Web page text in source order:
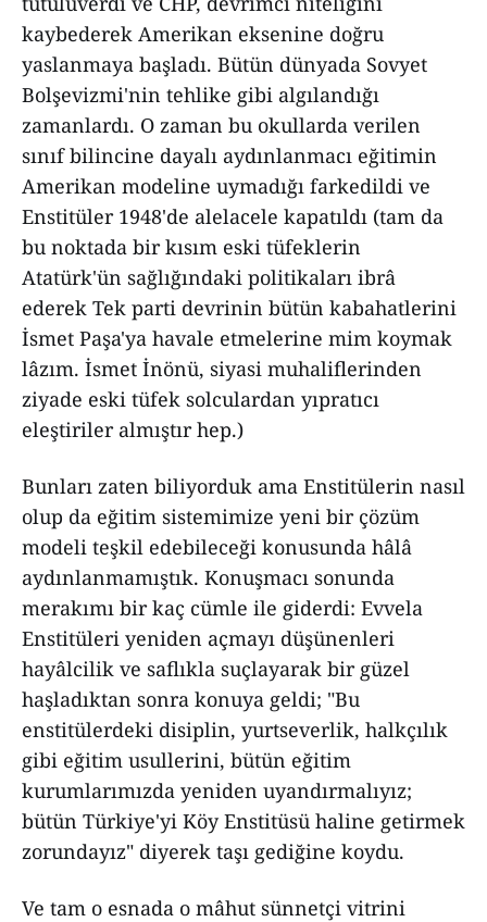
kaybederek Amerikan eksenine doğru
yaslanmaya başladı. Bütün dünyada Sovyet
Bolşevizmi'nin tehlike gibi algılandığı
zamanlardı. O zaman bu okullarda verilen
sınıf bilincine dayalı aydınlanmacı eğitimin
Amerikan modeline uymadığı farkedildi ve
Enstitüler 1948'de alelacele kapatıldı (tam da
bu noktada bir kısım eski tüfeklerin
Atatürk'ün sağlığındaki politikaları ibrâ
ederek Tek parti devrinin bütün kabahatlerini
İsmet Paşa'ya havale etmelerine mim koymak
lâzım. İsmet İnönü, siyasi muhaliflerinden
ziyade eski tüfek solculardan yıpratıcı
eleştiriler almıştır hep.)
Bunları zaten biliyorduk ama Enstitülerin nasıl
olup da eğitim sistemimize yeni bir çözüm
modeli teşkil edebileceği konusunda hâlâ
aydınlanmamıştık. Konuşmacı sonunda
merakımı bir kaç cümle ile giderdi: Evvela
Enstitüleri yeniden açmayı düşünenleri
hayâlcilik ve saflıkla suçlayarak bir güzel
haşladıktan sonra konuya geldi; "Bu
enstitülerdeki disiplin, yurtseverlik, halkçılık
gibi eğitim usullerini, bütün eğitim
kurumlarımızda yeniden uyandırmalıyız;
bütün Türkiye'yi Köy Enstitüsü haline getirmek
zorundayız" diyerek taşı gediğine koydu.
Ve tam o esnada o mâhut sünnetçi vitrini